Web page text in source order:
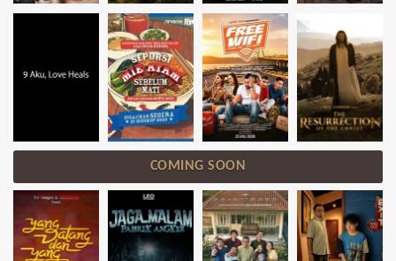
COMING SOON